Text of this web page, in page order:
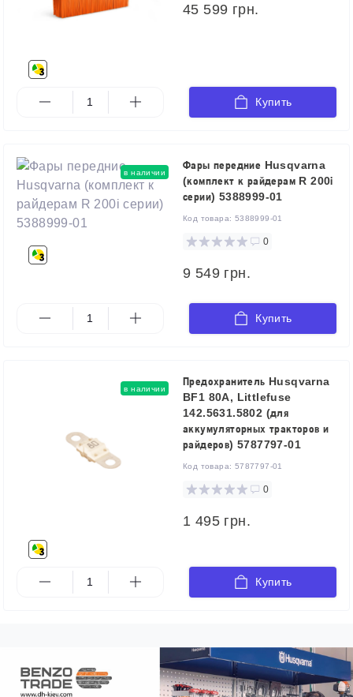
45 599 грн.
Купить
в наличии
Фары передние Husqvarna
(комплект к райдерам R 200і
серии) 5388999-01
Код товара: 5388999-01
0
9 549 грн.
Купить
в наличии
Предохранитель Husqvarna
BF1 80A, Littlefuse
142.5631.5802 (для
аккумуляторных тракторов и
райдеров) 5787797-01
Код товара: 5787797-01
0
1 495 грн.
Купить